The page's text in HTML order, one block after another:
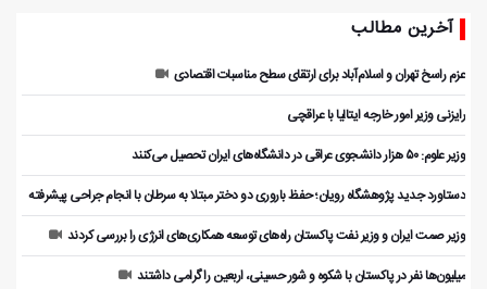
آخرین مطالب
عزم راسخ تهران و اسلام‌آباد برای ارتقای سطح مناسبات اقتصادی
رایزنی وزیر امور خارجه ایتالیا با عراقچی
وزیر علوم: ۵۰ هزار دانشجوی عراقی در دانشگاه‌های ایران تحصیل می‌کنند
دستاورد جدید پژوهشگاه رویان؛ حفظ باروری دو دختر مبتلا به سرطان با انجام جراحی پیشرفته
وزیر صمت ایران و وزیر نفت پاکستان راه‌های توسعه همکاری‌های انرژی را بررسی کردند
میلیون‌ها نفر در پاکستان با شکوه و شور حسینی، اربعین را گرامی داشتند